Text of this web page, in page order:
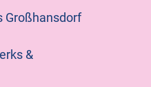
Großhansdorf
&